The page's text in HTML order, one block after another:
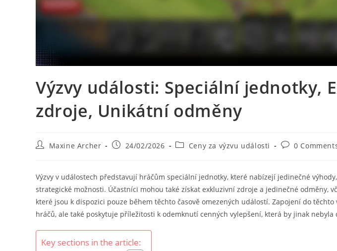
Výzvy události: Speciální jednotky,
zdroje, Unikátní odměny
PostMaxine Archer
Post24/02/2026
PostCeny za výzvu události
Post0
Výzvy v událostech představují hráčům speciální jednotky, které nabízejí jedinečné
strategické možnosti. Účastníci mohou také získat exkluzivní zdroje a jedinečné odměny,
které jsou k dispozici pouze během těchto časově omezených událostí. Zapojení do
hráčů, ale také poskytuje příležitosti k odemknutí cenných vylepšení, která by jinak nebyla
Key sections in the article: